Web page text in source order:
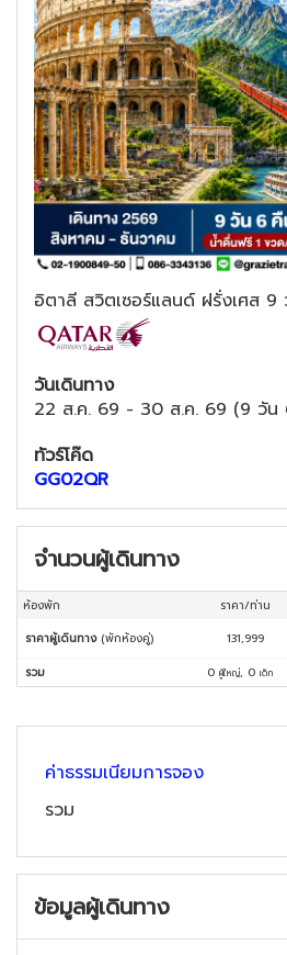
อิตาลี สวิตเซอร์แลนด์ ฝรั่งเศส
วันเดินทาง
22 ส.ค. 69 - 30 ส.ค. 69 (9 วัน
ทัวร์โค๊ด
GG02QR
จำนวนผู้เดินทาง
ห้องพัก ราคา/ท่าน
ราคาผู้เดินทาง (พักห้องคู่) 131,999
รวม 0 ผู้ใหญ่, 0 เด็ก
ค่าธรรมเนียมการจอง
รวม
ข้อมูลผู้เดินทาง